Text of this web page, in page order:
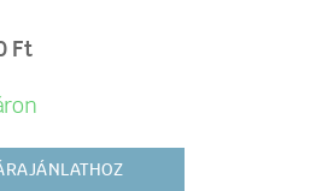
Ft